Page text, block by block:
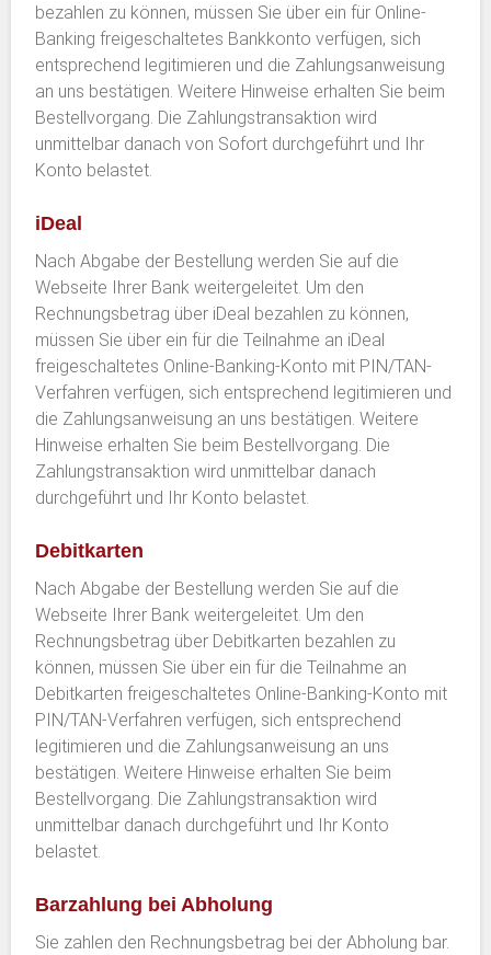
bezahlen zu können, müssen Sie über ein für Online-
Banking freigeschaltetes Bankkonto verfügen, sich
entsprechend legitimieren und die Zahlungsanweisung
an uns bestätigen. Weitere Hinweise erhalten Sie beim
Bestellvorgang. Die Zahlungstransaktion wird
unmittelbar danach von Sofort durchgeführt und Ihr
Konto belastet.
iDeal
Nach Abgabe der Bestellung werden Sie auf die
Webseite Ihrer Bank weitergeleitet. Um den
Rechnungsbetrag über iDeal bezahlen zu können,
müssen Sie über ein für die Teilnahme an iDeal
freigeschaltetes Online-Banking-Konto mit PIN/TAN-
Verfahren verfügen, sich entsprechend legitimieren und
die Zahlungsanweisung an uns bestätigen. Weitere
Hinweise erhalten Sie beim Bestellvorgang. Die
Zahlungstransaktion wird unmittelbar danach
durchgeführt und Ihr Konto belastet.
Debitkarten
Nach Abgabe der Bestellung werden Sie auf die
Webseite Ihrer Bank weitergeleitet. Um den
Rechnungsbetrag über Debitkarten bezahlen zu
können, müssen Sie über ein für die Teilnahme an
Debitkarten freigeschaltetes Online-Banking-Konto mit
PIN/TAN-Verfahren verfügen, sich entsprechend
legitimieren und die Zahlungsanweisung an uns
bestätigen. Weitere Hinweise erhalten Sie beim
Bestellvorgang. Die Zahlungstransaktion wird
unmittelbar danach durchgeführt und Ihr Konto
belastet.
Barzahlung bei Abholung
Sie zahlen den Rechnungsbetrag bei der Abholung bar.